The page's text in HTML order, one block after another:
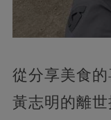
從分享美食的
黃志明的離